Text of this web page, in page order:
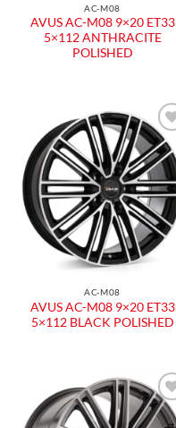
AC-M08
AVUS AC-M08 9×20 ET33
5×112 ANTHRACITE
POLISHED
AC-M08
AVUS AC-M08 9×20 ET33
5×112 BLACK POLISHED